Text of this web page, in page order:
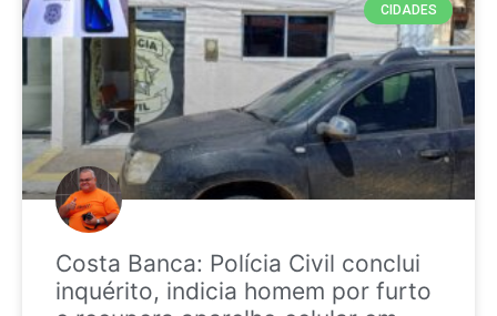
CIDADES
Costa Banca: Polícia Civil conclui
inquérito, indicia homem por furto